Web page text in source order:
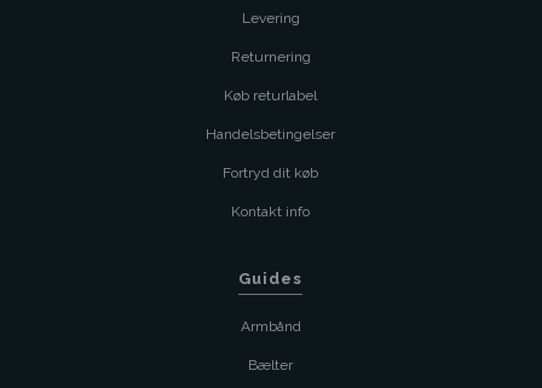
Levering
Returnering
Køb returlabel
Handelsbetingelser
Fortryd dit køb
Kontakt info
Guides
Armbånd
Bælter